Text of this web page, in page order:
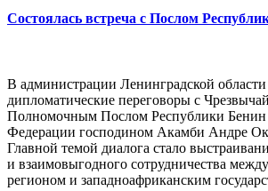
Состоялась встреча с Послом
В администрации Ленинградской
дипломатические переговоры с
Полномочным Послом Республики Бенин
Федерации господином Акамби Андре
Главной темой диалога стало
и взаимовыгодного сотрудничества
регионом и западноафриканским